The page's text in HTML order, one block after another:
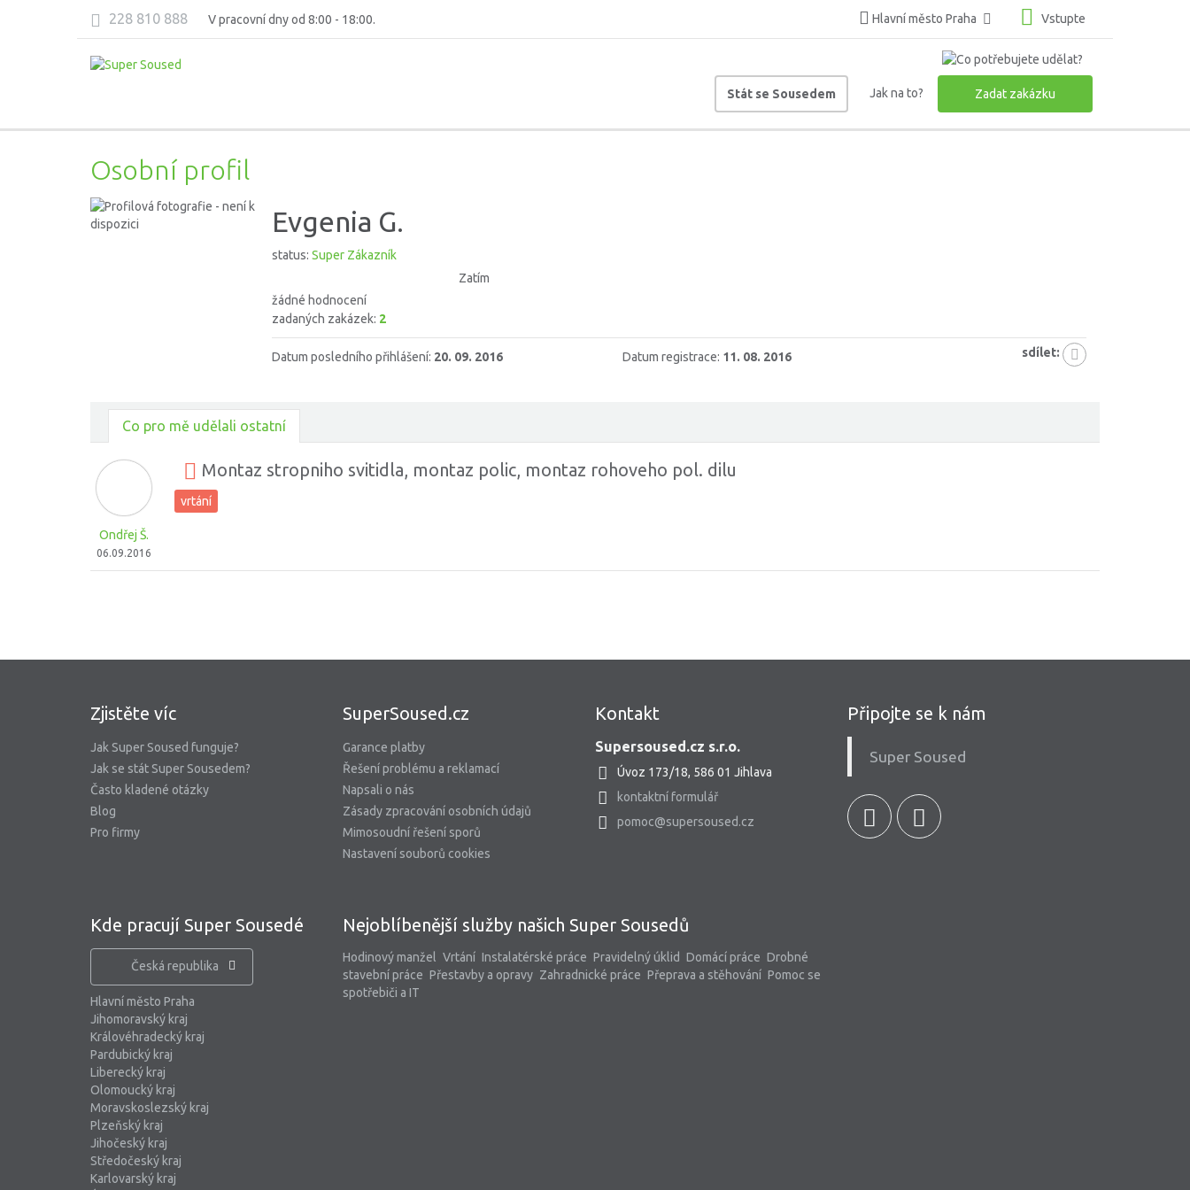
228 810 888 V pracovní dny od 8:00 - 18:00. Hlavní město Praha Vstupte
Stát se Sousedem Jak na to? Zadat zakázku
Osobní profil
Evgenia G.
status: Super Zákazník
Zatím
žádné hodnocení
zadaných zakázek: 2
Datum posledního přihlášení: 20. 09. 2016 Datum registrace: 11. 08. 2016 sdílet:
Co pro mě udělali ostatní
Ondřej Š.
06.09.2016
Montaz stropniho svitidla, montaz polic, montaz rohoveho pol. dilu
vrtání
Zjistěte víc
Jak Super Soused funguje?
Jak se stát Super Sousedem?
Často kladené otázky
Blog
Pro firmy
SuperSoused.cz
Garance platby
Řešení problému a reklamací
Napsali o nás
Zásady zpracování osobních údajů
Mimosoudní řešení sporů
Nastavení souborů cookies
Kontakt
Supersoused.cz s.r.o.
Úvoz 173/18, 586 01 Jihlava
kontaktní formulář
pomoc@supersoused.cz
Kde pracují Super Sousedé
Česká republika
Hlavní město Praha
Jihomoravský kraj
Královéhradecký kraj
Pardubický kraj
Liberecký kraj
Olomoucký kraj
Moravskoslezský kraj
Plzeňský kraj
Jihočeský kraj
Středočeský kraj
Karlovarský kraj
Nejoblíbenější služby našich Super Sousedů
Hodinový manžel Vrtání Instalatérské práce Pravidelný úklid Domácí práce Drobné
stavební práce Přestavby a opravy Zahradnické práce Přeprava a stěhování Pomoc se
spotřebiči a IT
Připojte se k nám
Super Soused